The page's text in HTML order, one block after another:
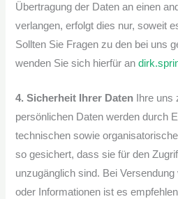
Übertragung der Daten an einen
verlangen, erfolgt dies nur, soweit
Sollten Sie Fragen zu den bei uns
wenden Sie sich hierfür an
4. Sicherheit Ihrer Daten Ihre uns
persönlichen Daten werden durch
technischen sowie
so gesichert, dass sie für den
unzugänglich sind. Bei
oder Informationen ist es